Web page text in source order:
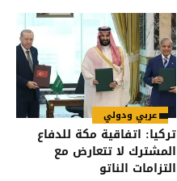
عربي ودولي
تركيا: اتفاقية مكة للدفاع
المشترك لا تتعارض مع
التزامات الناتو